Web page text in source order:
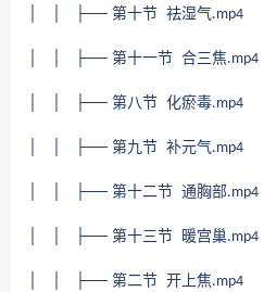
│ │ ├── 第十节 祛湿气.mp4
│ │ ├── 第十一节 合三焦.mp4
│ │ ├── 第八节 化瘀毒.mp4
│ │ ├── 第九节 补元气.mp4
│ │ ├── 第十二节 通胸部.mp4
│ │ ├── 第十三节 暖宫巢.mp4
│ │ ├── 第二节 开上焦.mp4